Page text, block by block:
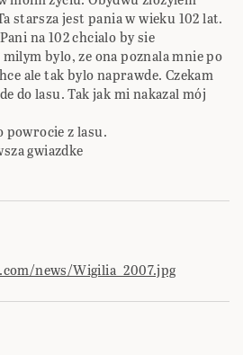
starsza jest pania w wieku 102 lat.
na 102 chcialo by sie
bylo, ze ona poznala mnie po
ale tak bylo naprawde. Czekam
do lasu. Tak jak mi nakazal mój
powrocie z lasu.
gwiazdke
news/Wigilia_2007.jpg